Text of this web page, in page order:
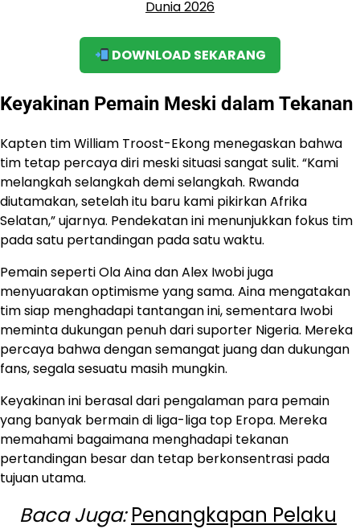
DOWNLOAD SEKARANG
Keyakinan Pemain Meski dalam Tekanan
Kapten tim William Troost-Ekong menegaskan bahwa
tim tetap percaya diri meski situasi sangat sulit. “Kami
melangkah selangkah demi selangkah. Rwanda
diutamakan, setelah itu baru kami pikirkan Afrika
Selatan,” ujarnya. Pendekatan ini menunjukkan fokus tim
pada satu pertandingan pada satu waktu.
Pemain seperti Ola Aina dan Alex Iwobi juga
menyuarakan optimisme yang sama. Aina mengatakan
tim siap menghadapi tantangan ini, sementara Iwobi
meminta dukungan penuh dari suporter Nigeria. Mereka
percaya bahwa dengan semangat juang dan dukungan
fans, segala sesuatu masih mungkin.
Keyakinan ini berasal dari pengalaman para pemain
yang banyak bermain di liga-liga top Eropa. Mereka
memahami bagaimana menghadapi tekanan
pertandingan besar dan tetap berkonsentrasi pada
tujuan utama.
Baca Juga:Penangkapan Pelaku